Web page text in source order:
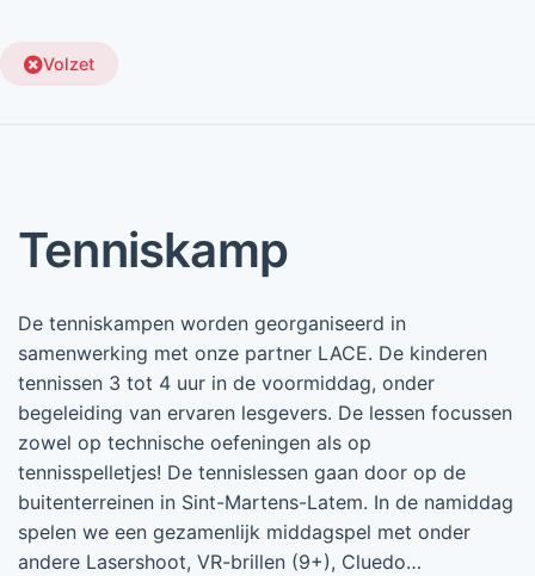
Volzet
Tenniskamp
De tenniskampen worden georganiseerd in
samenwerking met onze partner LACE. De kinderen
tennissen 3 tot 4 uur in de voormiddag, onder
begeleiding van ervaren lesgevers. De lessen focussen
zowel op technische oefeningen als op
tennisspelletjes! De tennislessen gaan door op de
buitenterreinen in Sint-Martens-Latem. In de namiddag
spelen we een gezamenlijk middagspel met onder
andere Lasershoot, VR-brillen (9+), Cluedo…